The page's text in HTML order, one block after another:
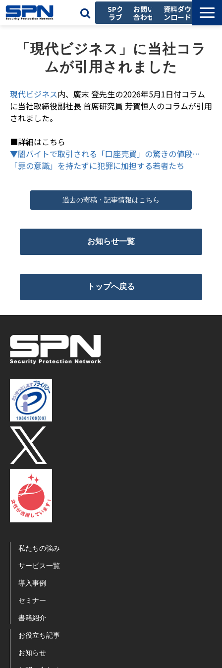
SPク
ラブ
お問い
合わせ
資料ダウ
ンロード
サービス一覧
導入事例
お役立ち記事
セミナー
「現代ビジネス」に当社コラ
ムが引用されました
現代ビジネス内、廣末 登先生の2026年5月1日付コラム
に当社取締役副社長 首席研究員 芳賀恒人のコラムが引用
されました。
■詳細はこちら
▼闇バイトで取引される「口座売買」の驚きの値段…
「罪の意識」を持たずに犯罪に加担する若者たち
過去の寄稿・記事情報はこちら
お知らせ一覧
トップへ戻る
私たちの強み
サービス一覧
導入事例
セミナー
書籍紹介
お役立ち記事
お知らせ